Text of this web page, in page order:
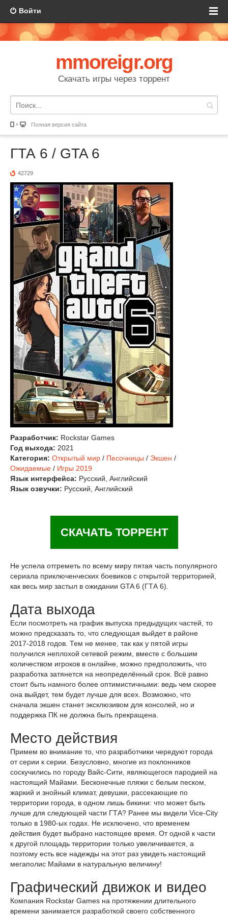
Войти
mmoreigr.org
Скачать игры через торрент
Полная версия сайта
ГТА 6 / GTA 6
42729
Разработчик: Rockstar Games
Год выхода: 2021
Категория: Открытый мир / Песочницы / Экшен /
Ожидаемые / Игры 2019
Язык интерфейса: Русский, Английский
Язык озвучки: Русский, Английский
СКАЧАТЬ ТОРРЕНТ
Не успела отгреметь по всему миру пятая часть популярного
сериала приключенческих боевиков с открытой территорией,
как весь мир застыл в ожидании GTA 6 (ГТА 6).
Дата выхода
Если посмотреть на график выпуска предыдущих частей, то
можно предсказать то, что следующая выйдет в районе
2017-2018 годов. Тем не менее, так как у пятой игры
получился неплохой сетевой режим, вместе с большим
количеством игроков в онлайне, можно предположить, что
разработка затянется на неопределённый срок. Всё равно
стоит быть намного более оптимистичными: ведь чем скорее
она выйдет, тем будет лучше для всех. Возможно, что
сначала экшен станет эксклюзивом для консолей, но и
поддержка ПК не должна быть прекращена.
Место действия
Примем во внимание то, что разработчики чередуют города
от серии к серии. Безусловно, многие из поклонников
соскучились по городу Вайс-Сити, являющегося пародией на
настоящий Майами. Бесконечные пляжи с белым песком,
жаркий и знойный климат, девушки, рассекающие по
территории города, в одном лишь бикини: что может быть
лучше для следующей части ГТА? Ранее мы видели Vice-City
только в 1980-ых годах. Не исключено, что временем
действия будет выбрано настоящее время. От одной к части
к другой площадь территории только увеличивается, а
поэтому есть все надежды на этот раз увидеть настоящий
мегаполис Майами в натуральную величину!
Графический движок и видео
Компания Rockstar Games на протяжении длительного
времени занимается разработкой своего собственного